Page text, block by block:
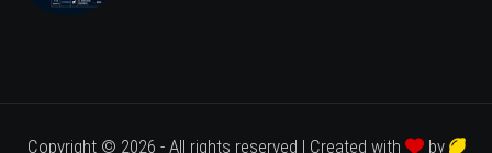
Copyright © 2026 - All rights reserved | Created with by